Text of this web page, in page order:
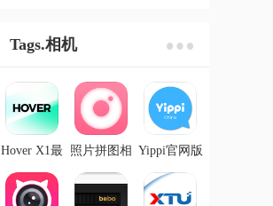
Tags.相机
Hover X1最 照片拼图相 Yippi官网版